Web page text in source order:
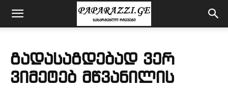
გადასაგდებად ვერ
ვიმეტებ მწვანილის